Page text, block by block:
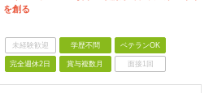
を創る
未経験歓迎 学歴不問 ベテランOK
完全週休2日 賞与複数月 面接1回